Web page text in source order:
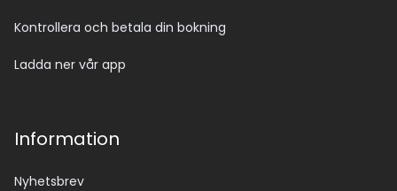
Kontrollera och betala din bokning
Ladda ner vår app
Information
Nyhetsbrev